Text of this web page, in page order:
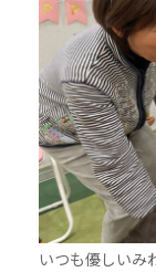
いつも優しいみ